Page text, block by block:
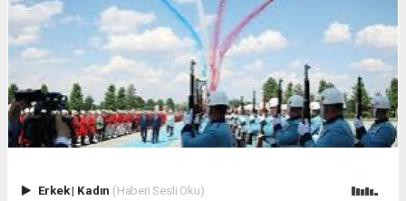
Erkek| Kadın (Haberi Sesli Oku)